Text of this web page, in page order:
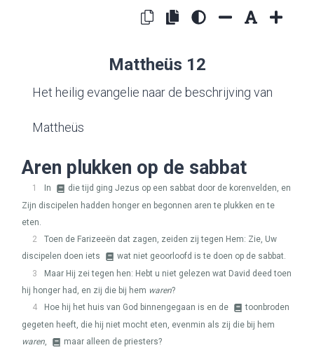
Mattheüs 12
Het heilig evangelie naar de beschrijving van
Mattheüs
Aren plukken op de sabbat
1 In
die tijd ging Jezus op een sabbat door de korenvelden, en
Zijn discipelen hadden honger en begonnen aren te plukken en te
eten.
2
Toen de Farizeeën dat zagen, zeiden zij tegen Hem: Zie, Uw
discipelen doen iets
wat niet geoorloofd is te doen op de sabbat.
3
Maar Hij zei tegen hen: Hebt u niet gelezen wat David deed toen
hij honger had, en zij die bij hem waren?
4
Hoe hij het huis van God binnengegaan is en de
toonbroden
gegeten heeft, die hij niet mocht eten, evenmin als zij die bij hem
waren,
maar alleen de priesters?